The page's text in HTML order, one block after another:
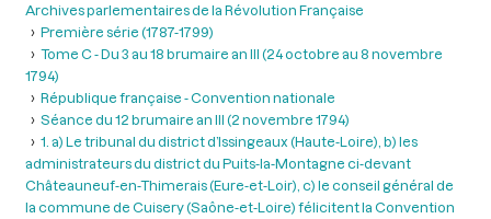
Archives parlementaires de la Révolution Française
Première série (1787-1799)
Tome C - Du 3 au 18 brumaire an III (24 octobre au 8 novembre
1794)
République française - Convention nationale
Séance du 12 brumaire an III (2 novembre 1794)
1. a) Le tribunal du district d’Issingeaux (Haute-Loire), b) les
administrateurs du district du Puits-la-Montagne ci-devant
Châteauneuf-en-Thimerais (Eure-et-Loir), c) le conseil général de
la commune de Cuisery (Saône-et-Loire) félicitent la Convention